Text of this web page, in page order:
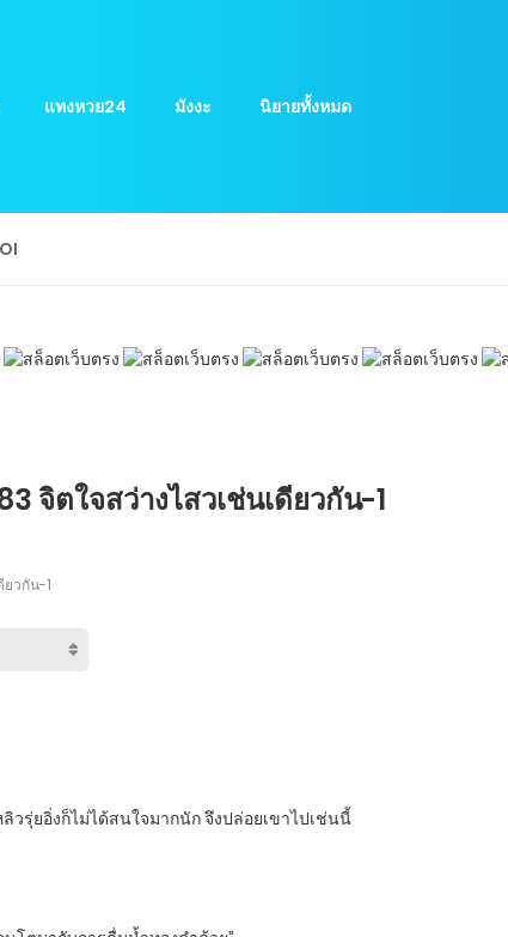
แทงหวย24 มังงะ นิยายทั้งหมด
จิตใจสว่างไสวเช่นเดียวกัน-1
ยวกัน-1
รุ่ยอิ่งก็ไม่ได้สนใจมากนัก จึงปล่อยเขาไปเช่นนี้